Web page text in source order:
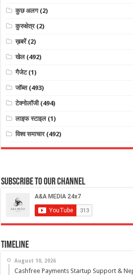
कुछ अलग(2)
कुरुक्षेत्र(2)
ख़बरें(2)
खेल(492)
गैजेट(1)
जॉब्स(493)
टेक्नोलॉजी(494)
लाइफ स्टाइल(1)
विश्व समाचार(492)
Subscribe to our Channel
Timeline
August 10, 2026
Cashfree Payments Startup Support &